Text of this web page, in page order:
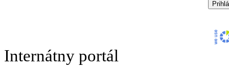
Internátny portál